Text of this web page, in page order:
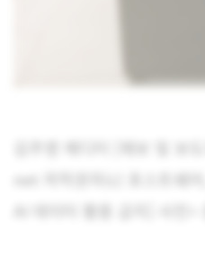
김주영 에디터 [제보 및 보
net 저작권자(c) 포스트쉐
AI 데이터 활용 금지] 사진=